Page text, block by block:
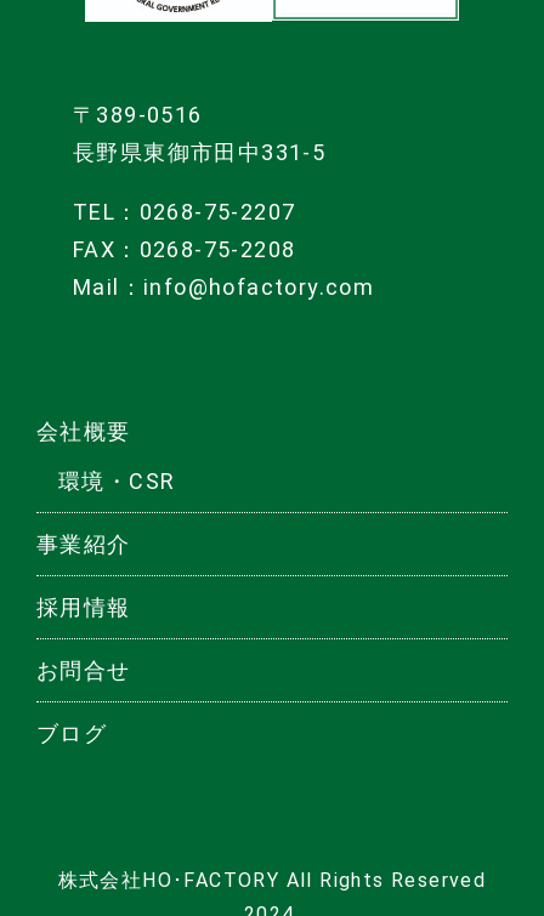
〒389-0516
長野県東御市田中331‐5
TEL：0268-75-2207
FAX：0268-75-2208
Mail：info@hofactory.com
会社概要
環境・CSR
事業紹介
採用情報
お問合せ
ブログ
株式会社HO･FACTORY All Rights Reserved